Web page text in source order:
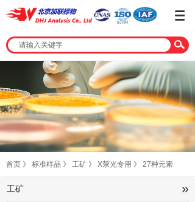
首页 》 标准样品 》 工矿 》 X荥光专用 》 27种元素
工矿 »